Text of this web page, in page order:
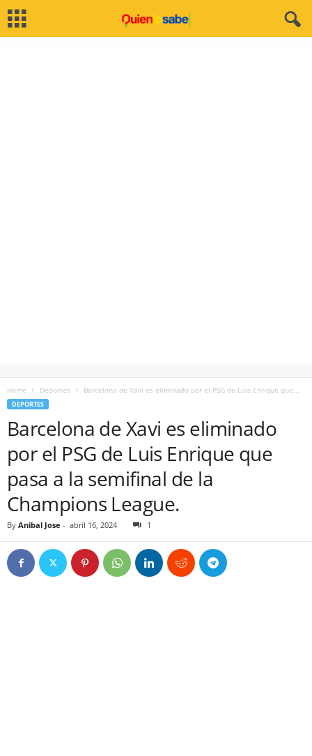
Home Deportes Barcelona de Xavi es eliminado por el PSG de Luis Enrique que...
DEPORTES
Barcelona de Xavi es eliminado
por el PSG de Luis Enrique que
pasa a la semifinal de la
Champions League.
By Anibal Jose - abril 16, 2024 1